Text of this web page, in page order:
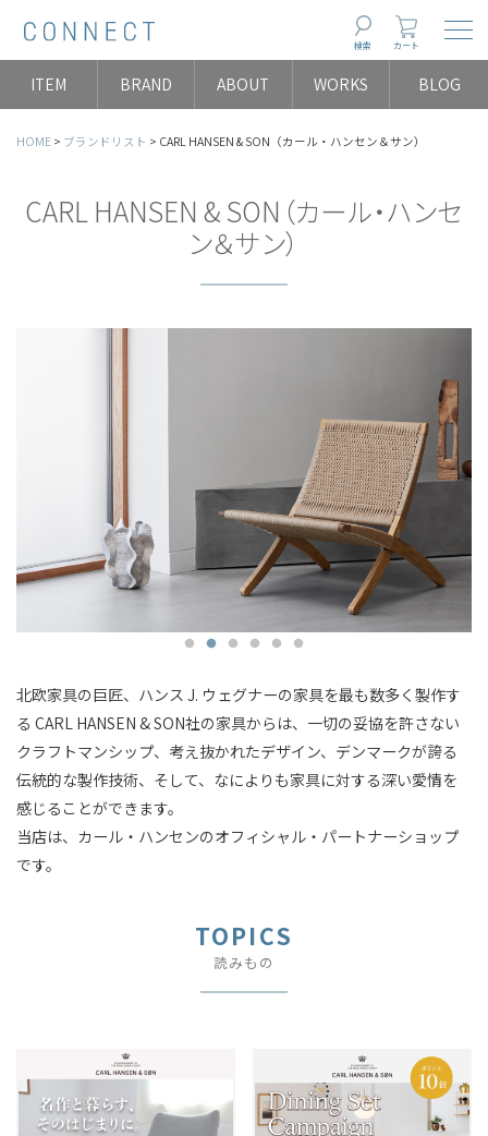
検索 カート
ITEM BRAND ABOUT WORKS BLOG
HOME ブランドリスト CARL HANSEN & SON（カール・ハンセン＆サン）
CARL HANSEN & SON（カール・ハンセ
ン＆サン）
北欧家具の巨匠、ハンス J. ウェグナーの家具を最も数多く製作す
る CARL HANSEN & SON社の家具からは、一切の妥協を許さない
クラフトマンシップ、考え抜かれたデザイン、デンマークが誇る
伝統的な製作技術、そして、なによりも家具に対する深い愛情を
感じることができます。
当店は、カール・ハンセンのオフィシャル・パートナーショップ
です。
TOPICS
読みもの